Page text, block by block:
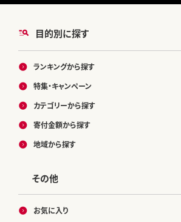
目的別に探す
ランキングから探す
特集・キャンペーン
カテゴリーから探す
寄付金額から探す
地域から探す
その他
お気に入り